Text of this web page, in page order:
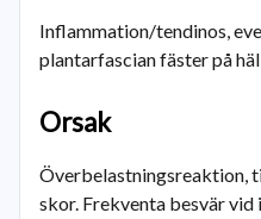
Inflammation/tendinos,
plantarfascian fäster på
Orsak
Överbelastningsreaktion,
skor. Frekventa besvär